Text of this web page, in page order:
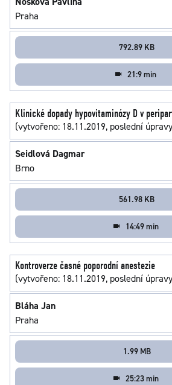
Praha
792.89 KB
21:9 min
Klinické dopady hypovitaminózy D v
(vytvořeno: 18.11.2019, poslední
Seidlová Dagmar
Brno
561.98 KB
14:49 min
Kontroverze časné poporodní anestezie
(vytvořeno: 18.11.2019, poslední
Bláha Jan
Praha
1.99 MB
25:23 min